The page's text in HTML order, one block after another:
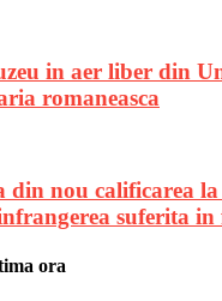
in aer liber din
romaneasca
din nou calificarea
suferita in
ora